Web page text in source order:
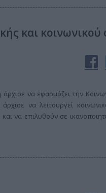
και
να εφαρμόζει την
να λειτουργεί
να επιλυθούν σε